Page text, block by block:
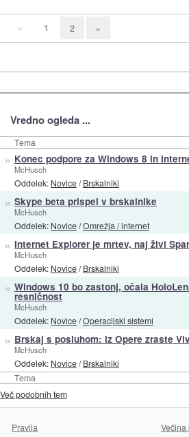
« 1 2 »
Vredno ogleda ...
Tema
Tema
» Konec podpore za Windows 8 in
McHusch
Oddelek: Novice/Brskalniki
» Skype beta prispel v brskalnike
McHusch
Oddelek: Novice/Omrežja / internet
» Internet Explorer je mrtev, naj živi
McHusch
Oddelek: Novice/Brskalniki
» Windows 10 bo zastonj, očala
resničnost
McHusch
Oddelek: Novice/Operacijski sistemi
» Brskaj s posluhom: iz Opere zraste
McHusch
Oddelek: Novice/Brskalniki
Več podobnih tem
Pravila Večina